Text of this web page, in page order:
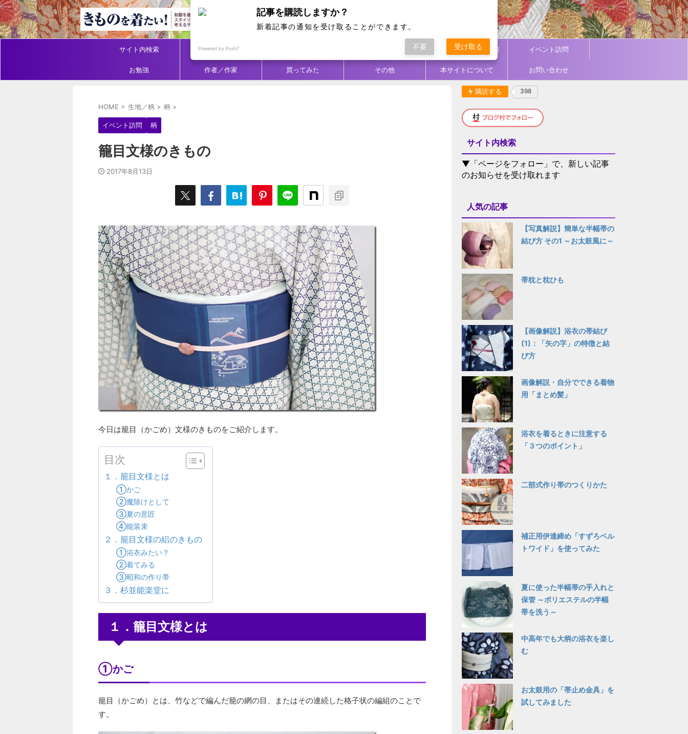
サイト内検索 アイテム別 コーディネート／着方 イベント訪問
お勉強 作者／作家 買ってみた その他 本サイトについて お問い合わせ
HOME > 生地／柄 > 柄 >
イベント訪問 柄
籠目文様のきもの
2017年8月13日
今日は籠目（かごめ）文様のきものをご紹介します。
目次
１．籠目文様とは
①かご
②魔除けとして
③夏の意匠
④能装束
２．籠目文様の絽のきもの
①浴衣みたい？
②着てみる
③昭和の作り帯
３．杉並能楽堂に
１．籠目文様とは
①かご
籠目（かごめ）とは、竹などで編んだ籠の網の目、またはその連続した格子状の編組のことで
す。
購読する 398
サイト内検索
▼「ページをフォロー」で、新しい記事
のお知らせを受け取れます
人気の記事
【写真解説】簡単な半幅帯の
結び方 その1 ～お太鼓風に～
帯枕と枕ひも
【画像解説】浴衣の帯結び
(1)：「矢の字」の特徴と結
び方
画像解説・自分でできる着物
用「まとめ髪」
浴衣を着るときに注意する
「３つのポイント」
二部式作り帯のつくりかた
補正用伊達締め「すずろベル
トワイド」を使ってみた
夏に使った半幅帯の手入れと
保管 ～ポリエステルの半幅
帯を洗う～
中高年でも大柄の浴衣を楽し
む
お太鼓用の「帯止め金具」を
試してみました
記事を購読しますか？
新着記事の通知を受け取ることができます。
Powered by Push7 不要 受け取る